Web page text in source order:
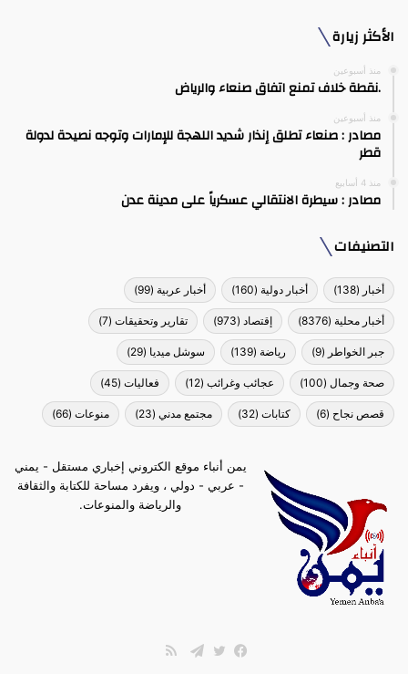
الأكثر زيارة
منذ أسبوعين
.نقطة خلاف تمنع اتفاق صنعاء والرياض
منذ أسبوعين
مصادر : صنعاء تطلق إنذار شديد اللهجة للإمارات وتوجه نصيحة لدولة
قطر
منذ 4 أسابيع
مصادر : سيطرة الانتقالي عسكرياً على مدينة عدن
التصنيفات
أخبار (138) أخبار دولية (160) أخبار عربية (99)
أخبار محلية (8376) إقتصاد (973) تقارير وتحقيقات (7)
جبر الخواطر (9) رياضة (139) سوشل ميديا (29)
صحة وجمال (100) عجائب وغرائب (12) فعاليات (45)
قصص نجاح (6) كتابات (32) مجتمع مدني (23) منوعات (66)
يمن أنباء موقع الكتروني إخباري مستقل - يمني
- عربي - دولي ، ويفرد مساحة للكتابة والثقافة
والرياضة والمنوعات.